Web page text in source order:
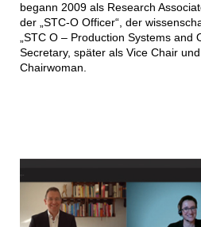
begann 2009 als Research
der „STC-O Officer“, der
„STC O – Production Systems and
Secretary, später als Vice Chair
Chairwoman.